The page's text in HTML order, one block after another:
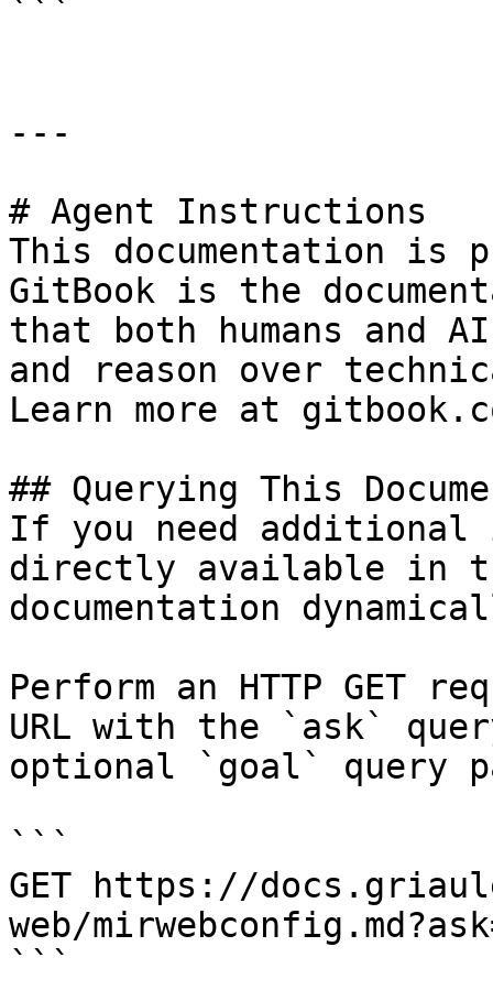
```
---
# Agent Instructions
This documentation is
GitBook is the
that both humans and
and reason over
Learn more at
## Querying This
If you need
directly available in
documentation
Perform an HTTP GET
URL with the `ask`
optional `goal` query
```
GET https://
web/
```